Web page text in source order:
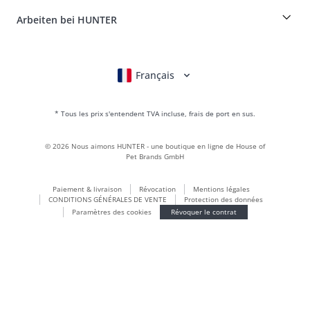
Le cuir est notre passion
BVB Dortmund
Monde des cadeaux
Vêtements pour chiens
LOVE
Maldon
Arbeiten bei HUNTER
* Tous les prix s'entendent TVA incluse, frais de port en sus.
Deutsch
English
Italiano
Nederlands
Français
Paiement & livraison Révocation
Mentions légales
CONDITIONS GÉNÉRALES DE VENTE
Protection des données
Paramètres des cookies
Révoquer le contrat
© 2026 Nous aimons HUNTER - une boutique en ligne de House of
Pet Brands GmbH